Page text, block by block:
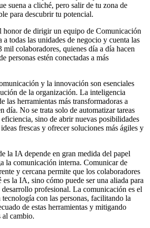
suena a cliché, pero salir de tu zona de
para descubrir tu potencial.
honor de dirigir un equipo de Comunicación
a todas las unidades de negocio y cuenta las
mil colaboradores, quienes día a día hacen
personas estén conectadas a más
y la innovación son esenciales
de la organización. La inteligencia
las herramientas más transformadoras a
día. No se trata solo de automatizar tareas
sino de abrir nuevas posibilidades
frescas y ofrecer soluciones más ágiles y
la IA depende en gran medida del papel
la comunicación interna. Comunicar de
y cercana permite que los colaboradores
es la IA, sino cómo puede ser una aliada para
profesional. La comunicación es el
tecnología con las personas, facilitando la
de estas herramientas y mitigando
al cambio.